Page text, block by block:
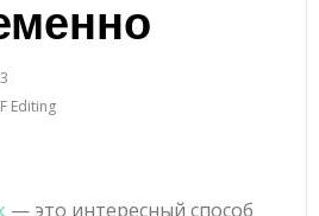
Editing
— это интересный способ